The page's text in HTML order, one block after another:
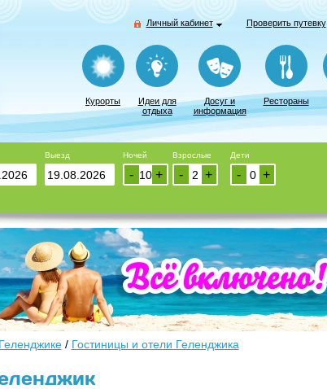
Личный кабинет Проверить путевку
Курорты
Идеи для
отдыха
Досуг и
информация
Рестораны
Выезд Ночей
+
-
Взрослые
+
-
Дети
+
-
/ Гостиницы и отели Геленджика